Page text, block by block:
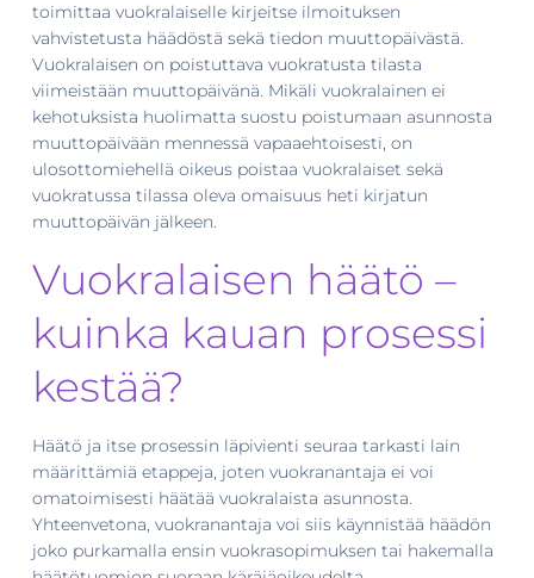
toimittaa vuokralaiselle kirjeitse ilmoituksen
vahvistetusta häädöstä sekä tiedon muuttopäivästä.
Vuokralaisen on poistuttava vuokratusta tilasta
viimeistään muuttopäivänä. Mikäli vuokralainen ei
kehotuksista huolimatta suostu poistumaan asunnosta
muuttopäivään mennessä vapaaehtoisesti, on
ulosottomiehellä oikeus poistaa vuokralaiset sekä
vuokratussa tilassa oleva omaisuus heti kirjatun
muuttopäivän jälkeen.
Vuokralaisen häätö –
kuinka kauan prosessi
kestää?
Häätö ja itse prosessin läpivienti seuraa tarkasti lain
määrittämiä etappeja, joten vuokranantaja ei voi
omatoimisesti häätää vuokralaista asunnosta.
Yhteenvetona, vuokranantaja voi siis käynnistää häädön
joko purkamalla ensin vuokrasopimuksen tai hakemalla